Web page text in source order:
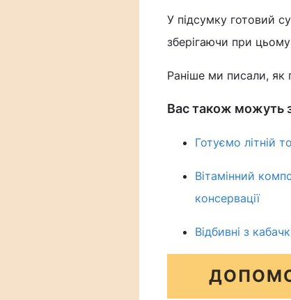
У підсумку готовий
зберігаючи при цьому
Раніше ми писали, як
Вас також можуть
Готуємо літній
Вітамінний
консервації
Відбивні з